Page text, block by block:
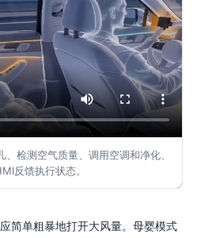
检测空气质量、调用空调和净化、
反馈执行状态。
简单粗暴地打开大风量。母婴模式